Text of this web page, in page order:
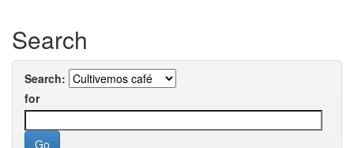
Search
Search:
for